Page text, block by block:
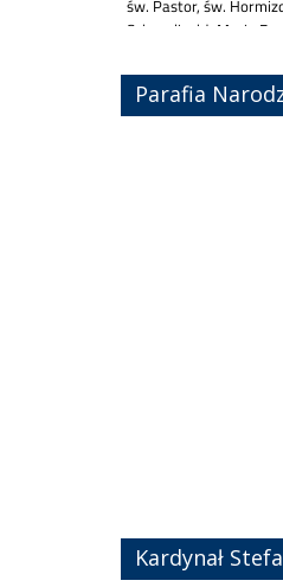
Parafia
Kardynał